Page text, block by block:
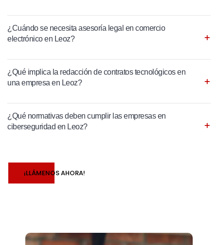
¿Cuándo se necesita asesoría legal en comercio
electrónico en Leoz?
¿Qué implica la redacción de contratos tecnológicos en
una empresa en Leoz?
¿Qué normativas deben cumplir las empresas en
ciberseguridad en Leoz?
¡LLÁMENOS AHORA!